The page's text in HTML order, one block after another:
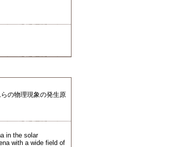
の物理現象の発生原
in the solar
with a wide field of